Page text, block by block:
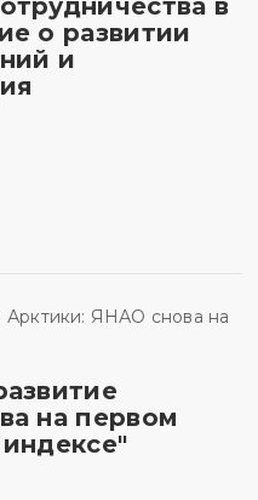
в
о развитии
и
на первом